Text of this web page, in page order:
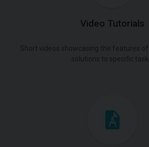
Video Tutorials